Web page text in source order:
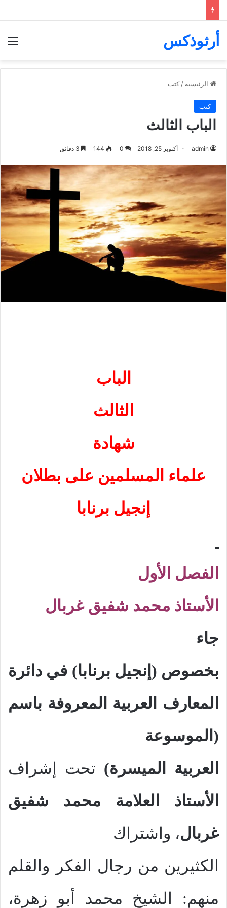
أرثوذكس
الرئيسية / كتب
كتب
الباب الثالث
admin أكتوبر 25, 2018 0
144
الباب
الثالث
شهادة
علماء المسلمين على بطلان
إنجيل برنابا
الفصل الأول
الأستاذ محمد شفيق غربال
جاء
بخصوص (إنجيل برنابا) في دائرة
المعارف العربية المعروفة باسم
(الموسوعة
العربية الميسرة) تحت إشراف
الأستاذ العلامة محمد شفيق
غربال، واشتراك
الكثيرين من رجال الفكر والقلم
منهم: الشيخ محمد أبو زهرة،